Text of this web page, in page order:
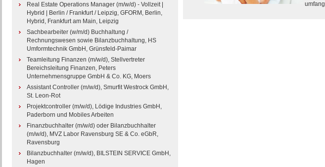
Real Estate Operations Manager (m/w/d) - Vollzeit |
Hybrid | Berlin / Frankfurt / Leipzig, GFORM, Berlin,
Hybrid, Frankfurt am Main, Leipzig
Sachbearbeiter (w/m/d) Buchhaltung /
Rechnungswesen sowie Bilanzbuchhaltung, HS
Umformtechnik GmbH, Grünsfeld-Paimar
Teamleitung Finanzen (m/w/d), Stellvertreter
Bereichsleitung Finanzen, Peters
Unternehmensgruppe GmbH & Co. KG, Moers
Assistant Controller (m/w/d), Smurfit Westrock GmbH,
St. Leon-Rot
Projektcontroller (m/w/d), Lödige Industries GmbH,
Paderborn und Mobiles Arbeiten
Finanzbuchhalter (m/w/d) oder Bilanzbuchhalter
(m/w/d), MVZ Labor Ravensburg SE & Co. eGbR,
Ravensburg
Bilanzbuchhalter (m/w/d), BILSTEIN SERVICE GmbH,
Hagen